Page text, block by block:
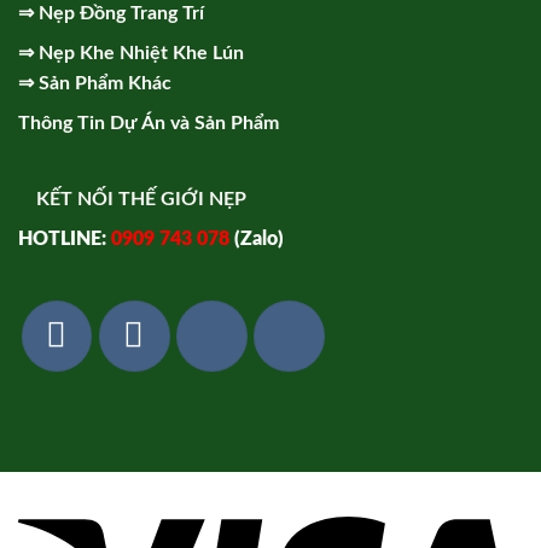
⇒ Nẹp Đồng Trang Trí
⇒ Nẹp Khe Nhiệt Khe Lún
⇒Sản Phẩm Khác
Thông Tin Dự Án và Sản Phẩm
KẾT NỐI THẾ GIỚI NẸP
HOTLINE: 0909 743 078 (Zalo)